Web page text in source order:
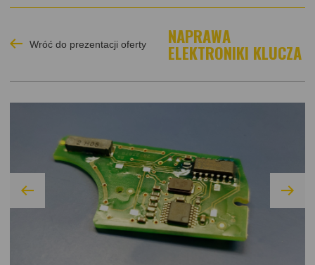
Wróć do prezentacji oferty NAPRAWA
ELEKTRONIKI KLUCZA